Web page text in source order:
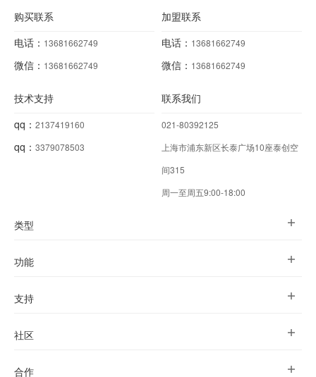
购买联系
电话： 13681662749
微信： 13681662749
加盟联系
电话： 13681662749
微信： 13681662749
技术支持
qq： 2137419160
qq： 3379078503
联系我们
021-80392125
上海市浦东新区长泰广场10座泰创空
间315
周一至周五9:00-18:00
类型
功能
支持
社区
合作